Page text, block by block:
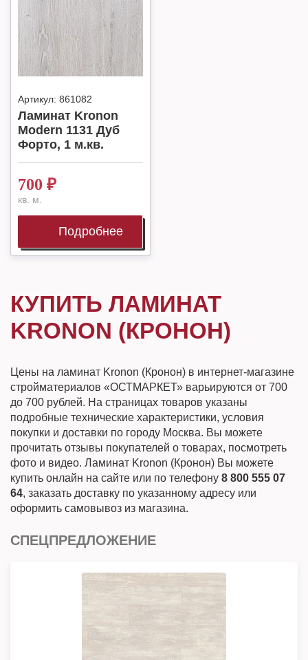
Артикул: 861082
Ламинат Kronon
Modern 1131 Дуб
Форто, 1 м.кв.
700 ₽
кв. м.
Подробнее
КУПИТЬ ЛАМИНАТ
KRONON (КРОНОН)
Цены на ламинат Kronon (Кронон) в интернет-магазине
стройматериалов «ОСТМАРКЕТ» варьируются от 700
до 700 рублей. На страницах товаров указаны
подробные технические характеристики, условия
покупки и доставки по городу Москва. Вы можете
прочитать отзывы покупателей о товарах, посмотреть
фото и видео. Ламинат Kronon (Кронон) Вы можете
купить онлайн на сайте или по телефону 8 800 555 07
64, заказать доставку по указанному адресу или
оформить самовывоз из магазина.
СПЕЦПРЕДЛОЖЕНИЕ